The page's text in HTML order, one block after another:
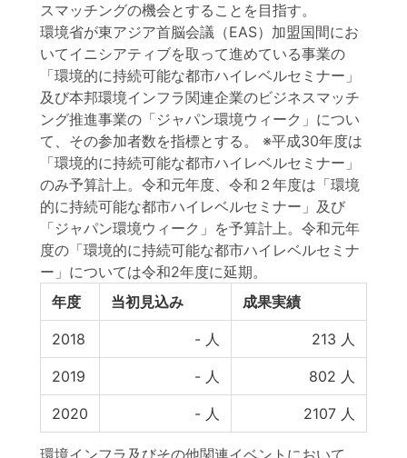
スマッチングの機会とすることを目指す。
環境省が東アジア首脳会議（EAS）加盟国間にお
いてイニシアティブを取って進めている事業の
「環境的に持続可能な都市ハイレベルセミナー」
及び本邦環境インフラ関連企業のビジネスマッチ
ング推進事業の「ジャパン環境ウィーク」につい
て、その参加者数を指標とする。 ※平成30年度は
「環境的に持続可能な都市ハイレベルセミナー」
のみ予算計上。令和元年度、令和２年度は「環境
的に持続可能な都市ハイレベルセミナー」及び
「ジャパン環境ウィーク」を予算計上。令和元年
度の「環境的に持続可能な都市ハイレベルセミナ
ー」については令和2年度に延期。
年度
当初見込み 成果実績
2018 - 人 213 人
2019 - 人 802 人
2020 - 人 2107 人
環境インフラ及びその他関連イベントにおいて、